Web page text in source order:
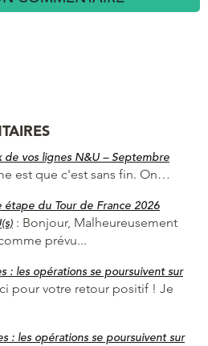
de vos lignes N&U – Septembre
est que c'est sans fin. On…
étape du Tour de France 2026
: Bonjour, Malheureusement
prévu...
: les opérations se poursuivent sur
pour votre retour positif ! Je
: les opérations se poursuivent sur